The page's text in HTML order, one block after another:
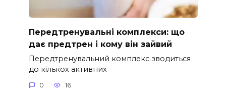
Передтренувальні комплекси: що
дає предтрен і кому він зайвий
Передтренувальний комплекс зводиться
до кількох активних
0 16